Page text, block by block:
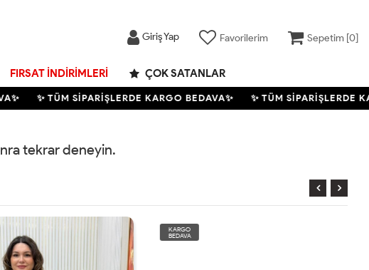
Giriş Yap Favorilerim Sepetim [0]
FIRSAT İNDIRIMLERI ÇOK SATANLAR
✨ TÜM SİPARİŞLERDE KARGO BEDAVA✨ ✨ TÜM SİPARİŞLERDE
tekrar deneyin.